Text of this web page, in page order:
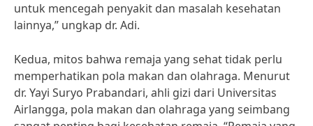
untuk mencegah penyakit dan masalah kesehatan
lainnya,” ungkap dr. Adi.
Kedua, mitos bahwa remaja yang sehat tidak perlu
memperhatikan pola makan dan olahraga. Menurut
dr. Yayi Suryo Prabandari, ahli gizi dari Universitas
Airlangga, pola makan dan olahraga yang seimbang